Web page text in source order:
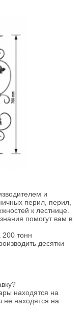
и
перил, перил,
к лестнице.
помогут вам в
тонн
десятки
находятся на
не находятся на